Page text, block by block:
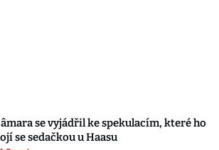
se vyjádřil ke spekulacím, které ho
se sedačkou u Haasu